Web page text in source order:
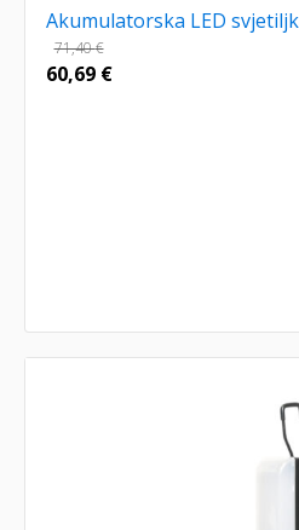
Akumulatorska LED
71,40€
60,69 €